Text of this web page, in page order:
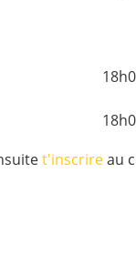
t'inscrireau